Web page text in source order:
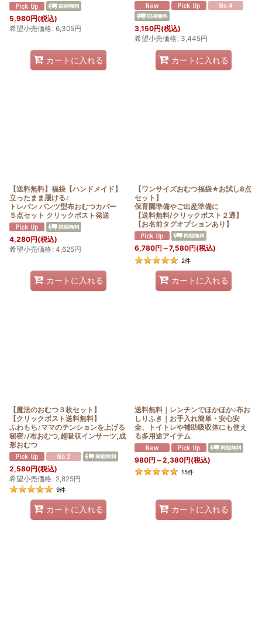
5,980円(税込)
希望小売価格: 6,305円
カートに入れる
3,150円(税込)
希望小売価格: 3,445円
カートに入れる
【送料無料】福袋【ハンドメイド】
立ったまま履ける♪
トレパン パンツ型布おむつカバー
５点セット クリックポスト発送
4,280円(税込)
希望小売価格: 4,625円
カートに入れる
【ワンサイズおむつ福袋★お試し8点
セット】
保育園準備やご出産準備に
【送料無料/クリックポスト２通】
【お名前タグオプションあり】
6,780円 ～7,580円(税込)
2件
カートに入れる
【魔法のおむつ３枚セット】
【クリックポスト送料無料】
ふわもち♪ママのテンションを上げる
秘密♪/布おむつ,超吸収インサーツ,成
形おむつ
2,580円(税込)
希望小売価格: 2,825円
9件
カートに入れる
送料無料｜レンチンでほかほか♪布お
しりふき｜お手入れ簡単・安心安
全、トイトレや補助吸収体にも使え
る多用途アイテム
980円 ～2,380円(税込)
15件
カートに入れる